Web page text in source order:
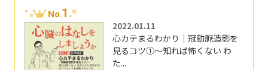
No.1
2022.01.11
心カテまるわかり｜冠動脈造影を
見るコツ①～知れば怖くない わ
た...